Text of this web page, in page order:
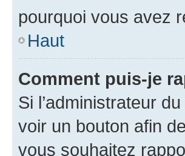
pourquoi vous avez
Haut
Comment puis-je
Si l’administrateur
voir un bouton afin
vous souhaitez